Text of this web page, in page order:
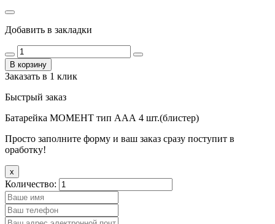
Добавить в закладки
В корзину
Заказать в 1 клик
Быстрый заказ
Батарейка МОМЕНТ тип ААА 4 шт.(блистер)
Просто заполните форму и ваш заказ сразу поступит в
оработку!
x
Количество: